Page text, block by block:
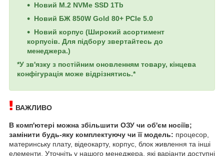
Новий M.2 NVMe SSD 1Tb
Новий БЖ 850W Gold 80+ PCIe 5.0
Новий корпус (Широкий асортимент
корпусів. Для підбору звертайтесь до
менеджера.)
*У зв'язку з постійним оновленням товару, кінцева
конфігурація може відрізнятись.*
ВАЖЛИВО
В комп'ютері можна збільшити ОЗУ чи об'єм носіїв;
замінити будь-яку комплектуючу чи її модель: процесор,
материнську плату, відеокарту, корпус, блок живлення та інші
елементи. Уточніть у нашого менеджера, які варіанти доступні